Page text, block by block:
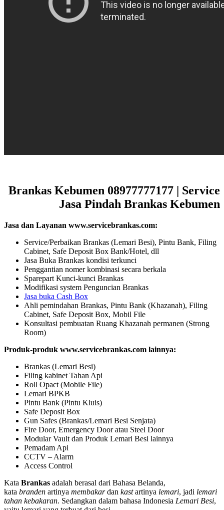
Brankas Kebumen 08977777177 | Service
Jasa Pindah Brankas Kebumen
Jasa dan Layanan www.servicebrankas.com:
Service/Perbaikan Brankas (Lemari Besi), Pintu Bank, Filing
Cabinet, Safe Deposit Box Bank/Hotel, dll
Jasa Buka Brankas kondisi terkunci
Penggantian nomer kombinasi secara berkala
Sparepart Kunci-kunci Brankas
Modifikasi system Penguncian Brankas
Jasa buka Cash Box
Ahli pemindahan Brankas, Pintu Bank (Khazanah), Filing
Cabinet, Safe Deposit Box, Mobil File
Konsultasi pembuatan Ruang Khazanah permanen (Strong
Room)
Produk-produk www.servicebrankas.com lainnya:
Brankas (Lemari Besi)
Filing kabinet Tahan Api
Roll Opact (Mobile File)
Lemari BPKB
Pintu Bank (Pintu Kluis)
Safe Deposit Box
Gun Safes (Brankas/Lemari Besi Senjata)
Fire Door, Emergency Door atau Steel Door
Modular Vault dan Produk Lemari Besi lainnya
Pemadam Api
CCTV – Alarm
Access Control
Kata Brankas adalah berasal dari Bahasa Belanda,
kata branden artinya membakardan kastartinya lemari, jadi lemari
tahan kebakaran. Sedangkan dalam bahasa Indonesia Lemari Besi,